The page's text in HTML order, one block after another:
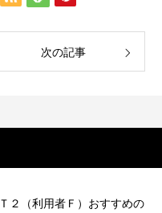
次の記事
Ｔ２（利用者Ｆ）おすすめの